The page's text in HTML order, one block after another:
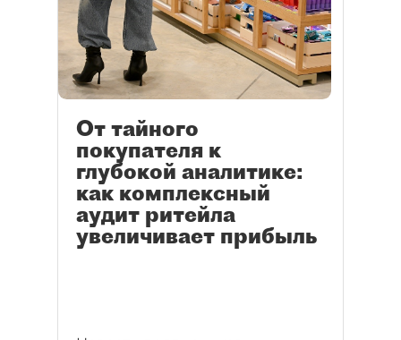
От тайного
покупателя к
глубокой аналитике:
как комплексный
аудит ритейла
увеличивает прибыль